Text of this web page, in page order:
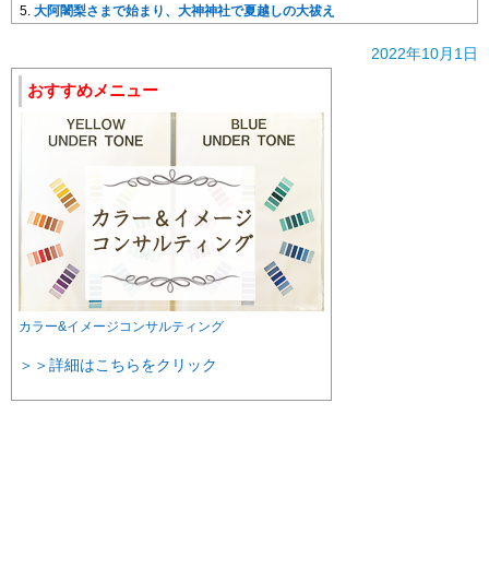
大阿闍梨さまで始まり、大神神社で夏越しの大祓え
2022年10月1日
おすすめメニュー
カラー&イメージコンサルティング
＞＞詳細はこちらをクリック